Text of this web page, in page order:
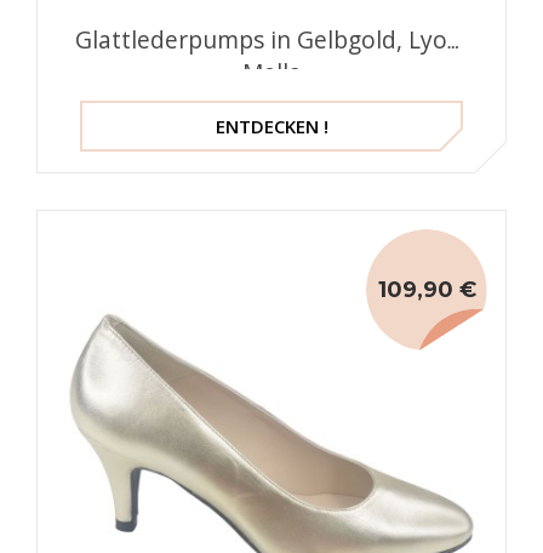
Glattlederpumps in Gelbgold, Lyon,
Mella
ENTDECKEN !
109,90 €